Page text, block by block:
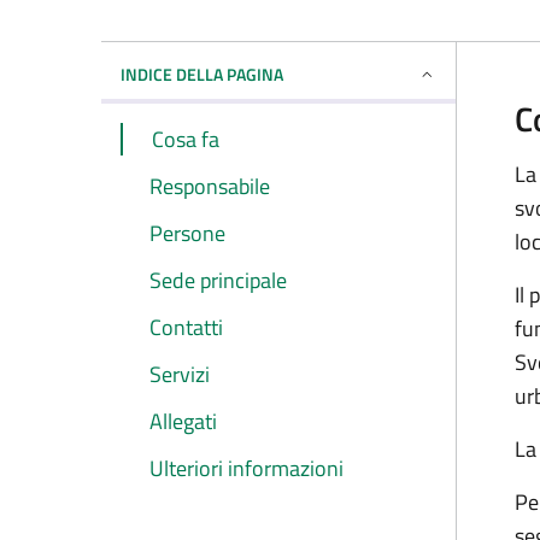
INDICE DELLA PAGINA
Cosa fa
Responsabile
Persone
Sede principale
Contatti
Servizi
Allegati
Ulteriori informazioni
Il
La